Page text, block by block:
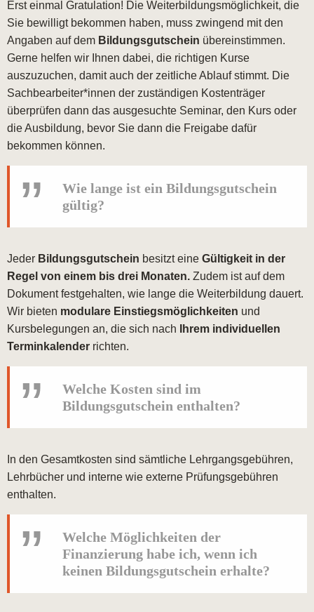
Erst einmal Gratulation! Die Weiterbildungsmöglichkeit, die
Sie bewilligt bekommen haben, muss zwingend mit den
Angaben auf dem Bildungsgutschein übereinstimmen.
Gerne helfen wir Ihnen dabei, die richtigen Kurse
auszuzuchen, damit auch der zeitliche Ablauf stimmt. Die
Sachbearbeiter*innen der zuständigen Kostenträger
überprüfen dann das ausgesuchte Seminar, den Kurs oder
die Ausbildung, bevor Sie dann die Freigabe dafür
bekommen können.
Wie lange ist ein Bildungsgutschein
gültig?
Jeder Bildungsgutschein besitzt eine Gültigkeit in der
Regel von einem bis drei Monaten. Zudem ist auf dem
Dokument festgehalten, wie lange die Weiterbildung dauert.
Wir bieten modulare Einstiegsmöglichkeiten und
Kursbelegungen an, die sich nach Ihrem individuellen
Terminkalender richten.
Welche Kosten sind im
Bildungsgutschein enthalten?
In den Gesamtkosten sind sämtliche Lehrgangsgebühren,
Lehrbücher und interne wie externe Prüfungsgebühren
enthalten.
Welche Möglichkeiten der
Finanzierung habe ich, wenn ich
keinen Bildungsgutschein erhalte?